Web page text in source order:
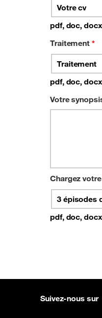
Votre cv
pdf, doc,
Traitement *
Traitement
pdf, doc,
Votre
Chargez
3 épisodes
pdf, doc,
Suivez-nous sur